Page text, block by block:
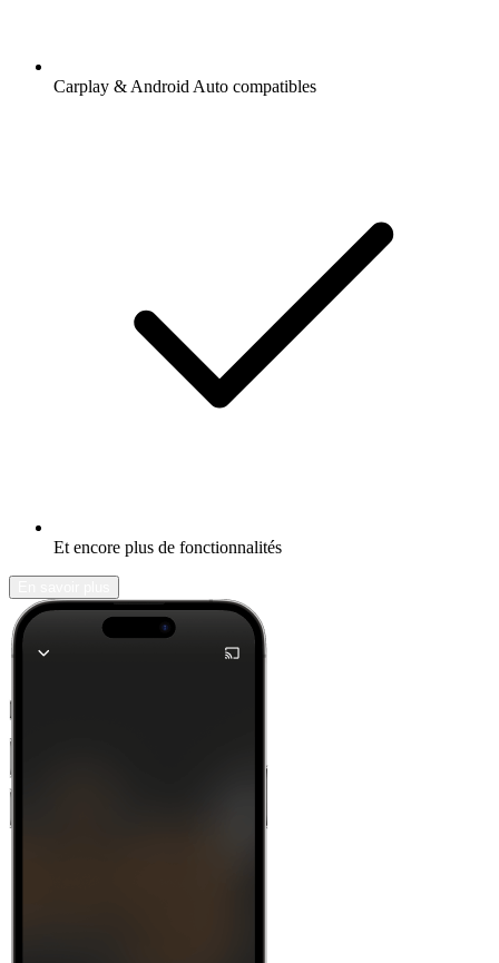
Carplay & Android Auto compatibles
Et encore plus de fonctionnalités